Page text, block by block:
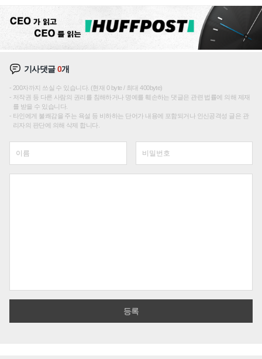
기사댓글0개
200자까지 쓰실 수 있습니다. (현재 0 byte / 최대 400byte)
저작권 등 다른 사람의 권리를 침해하거나 명예를 훼손하는 댓글은 관련 법률에 의해 제재
를 받을 수 있습니다.
타인에게 불쾌감을 주는 욕설 등 비하하는 단어가 내용에 포함되거나 인신공격성 글은 관
리자의 판단에 의해 삭제 합니다.